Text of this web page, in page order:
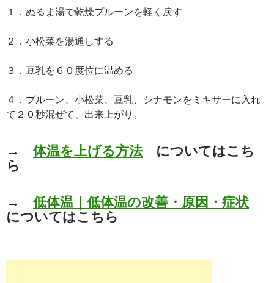
１．ぬるま湯で乾燥プルーンを軽く戻す
２．小松菜を湯通しする
３．豆乳を６０度位に温める
４．プルーン、小松菜、豆乳、シナモンをミキサーに入れ
て２０秒混ぜて、出来上がり。
→ 体温を上げる方法についてはこち
ら
→低体温｜低体温の改善・原因・症状
についてはこちら